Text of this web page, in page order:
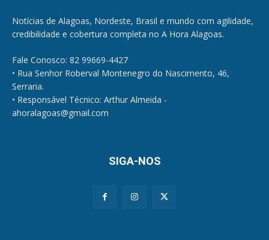
Notícias de Alagoas, Nordeste, Brasil e mundo com agilidade,
credibilidade e cobertura completa no A Hora Alagoas.
Fale Conosco: 82 99669-4427
• Rua Senhor Roberval Montenegro do Nascimento, 46,
Serraria.
• Responsável Técnico: Arthur Almeida -
ahoralagoas@gmail.com
SIGA-NOS